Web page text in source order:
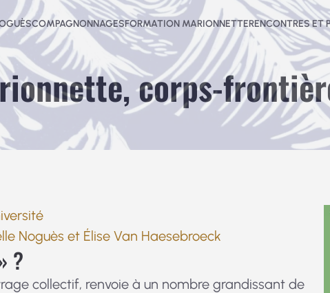
COMPAGNONNAGESFORMATION MARIONNETTERENCONTRES ET
corps-
Noguès et Élise Van Haesebroeck
?
collectif, renvoie à un nombre grandissant de